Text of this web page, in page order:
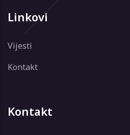
Linkovi
Vijesti
Kontakt
Kontakt